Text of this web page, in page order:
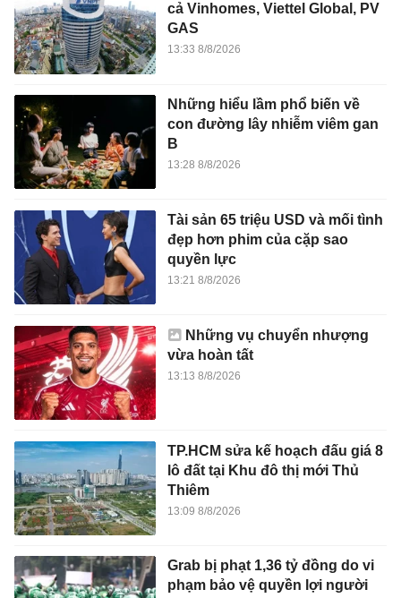
cả Vinhomes, Viettel Global, PV
GAS
13:33 8/8/2026
Những hiểu lầm phổ biến về
con đường lây nhiễm viêm gan
B
13:28 8/8/2026
Tài sản 65 triệu USD và mối tình
đẹp hơn phim của cặp sao
quyền lực
13:21 8/8/2026
Những vụ chuyển nhượng
vừa hoàn tất
13:13 8/8/2026
TP.HCM sửa kế hoạch đấu giá 8
lô đất tại Khu đô thị mới Thủ
Thiêm
13:09 8/8/2026
Grab bị phạt 1,36 tỷ đồng do vi
phạm bảo vệ quyền lợi người